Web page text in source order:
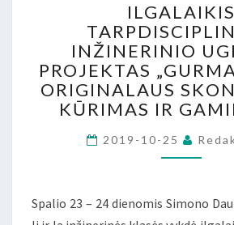
IR
TYRIŲ
ILGALAIKIS
INŽINERINIO
PROJEKTAS
ORIGINALAUS
KŪRIMAS IR
2019-10-25
Spalio 23 – 24 dienomis Simono